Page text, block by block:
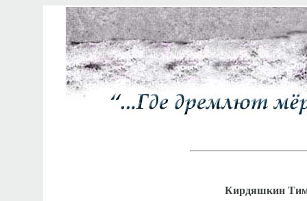
Кирдяшкин